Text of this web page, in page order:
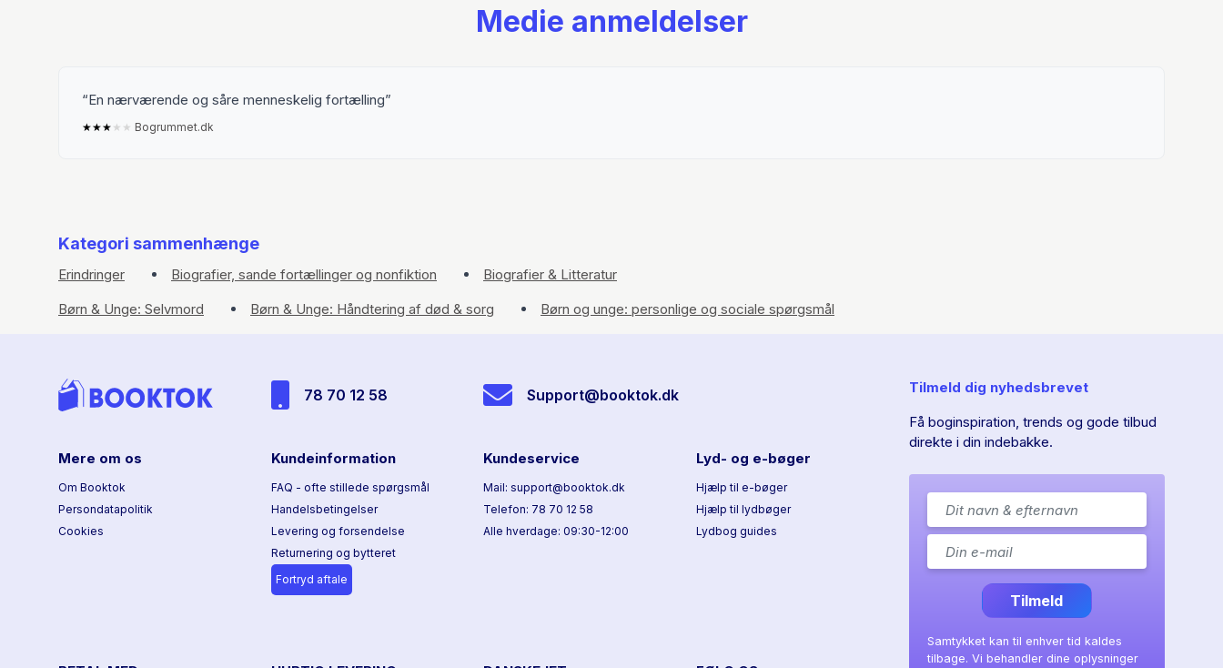
Medie anmeldelser
En nærværende og såre menneskelig fortælling
★★★ ★ ★ Bogrummet.dk
Kategori sammenhænge
Erindringer Biografier, sande fortællinger og nonfiktion
Biografier & Litteratur
Børn & Unge: Selvmord
Børn & Unge: Håndtering af død & sorg Børn og unge: personlige og sociale spørgsmål
78 70 12 58 Support@booktok.dk
Mere om os
Om Booktok
Persondatapolitik
Cookies
Kundeinformation
FAQ - ofte stillede spørgsmål
Handelsbetingelser
Levering og forsendelse
Returnering og bytteret
Fortryd aftale
Kundeservice
Mail: support@booktok.dk
Telefon: 78 70 12 58
Alle hverdage: 09:30-12:00
Lyd- og e-bøger
Hjælp til e-bøger
Hjælp til lydbøger
Lydbog guides
Tilmeld dig nyhedsbrevet
Få boginspiration, trends og gode tilbud
direkte i din indebakke.
Tilmeld
Samtykket kan til enhver tid kaldes
tilbage. Vi behandler dine oplysninger